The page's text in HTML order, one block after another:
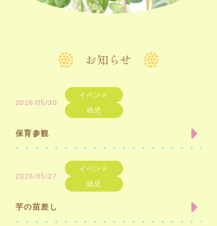
お知らせ
2026/05/30
イベント
幼児
保育参観
2026/05/27
イベント
幼児
芋の苗差し